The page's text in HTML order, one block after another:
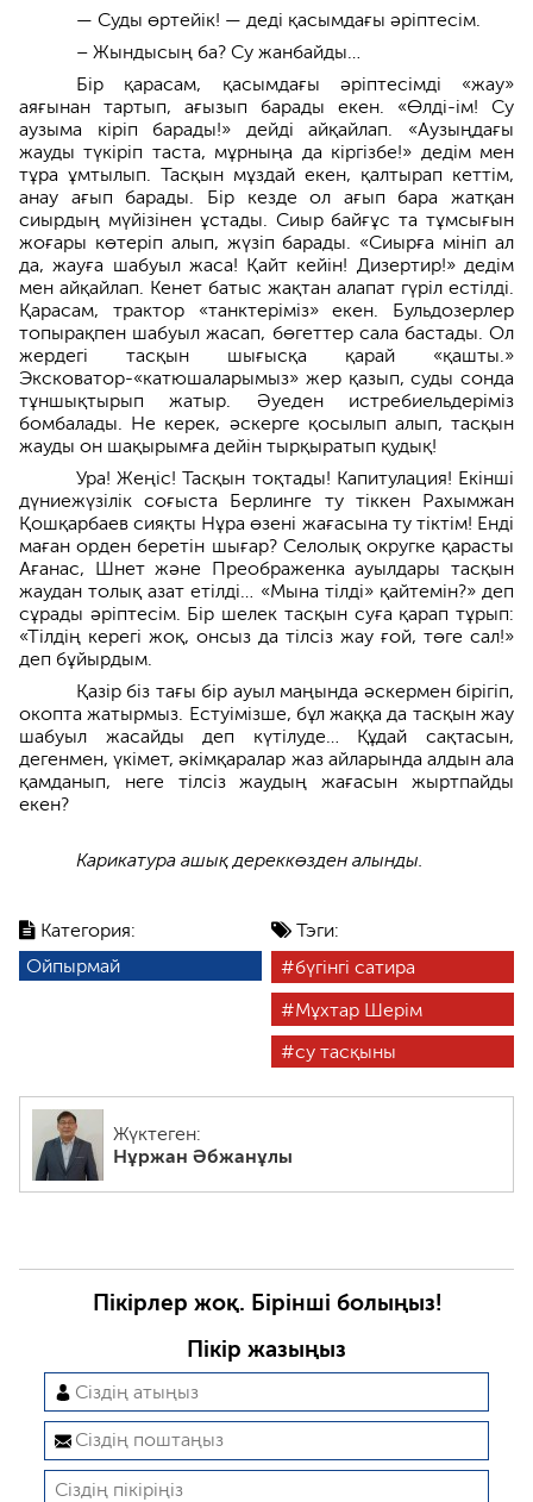
Категория:
Ойпырмай
Тэги:
бүгінгі сатира
Мұхтар Шерім
су тасқыны
Жүктеген:
Нұржан Әбжанұлы
— Суды өртейік! — деді қасымдағы әріптесім.
– Жындысың ба? Су жанбайды…
Бір қарасам, қасымдағы әріптесімді «жау»
аяғынан тартып, ағызып барады екен. «Өлді-ім! Су
аузыма кіріп барады!» дейді айқайлап. «Аузыңдағы
жауды түкіріп таста, мұрныңа да кіргізбе!» дедім мен
тұра ұмтылып. Тасқын мұздай екен, қалтырап кеттім,
анау ағып барады. Бір кезде ол ағып бара жатқан
сиырдың мүйізінен ұстады. Сиыр байғұс та тұмсығын
жоғары көтеріп алып, жүзіп барады. «Сиырға мініп ал
да, жауға шабуыл жаса! Қайт кейін! Дизертир!» дедім
мен айқайлап. Кенет батыс жақтан алапат гүріл естілді.
Қарасам, трактор «танктеріміз» екен. Бульдозерлер
топырақпен шабуыл жасап, бөгеттер сала бастады. Ол
жердегі тасқын шығысқа қарай «қашты.»
Эксковатор-«катюшаларымыз» жер қазып, суды сонда
тұншықтырып жатыр. Әуеден истребиельдеріміз
бомбалады. Не керек, әскерге қосылып алып, тасқын
жауды он шақырымға дейін тырқыратып қудық!
Ура! Жеңіс! Тасқын тоқтады! Капитулация! Екінші
дүниежүзілік соғыста Берлинге ту тіккен Рахымжан
Қошқарбаев сияқты Нұра өзені жағасына ту тіктім! Енді
маған орден беретін шығар? Селолық округке қарасты
Ағанас, Шнет және Преображенка ауылдары тасқын
жаудан толық азат етілді… «Мына тілді» қайтемін?» деп
сұрады әріптесім. Бір шелек тасқын суға қарап тұрып:
«Тілдің керегі жоқ, онсыз да тілсіз жау ғой, төге сал!»
деп бұйырдым.
Қазір біз тағы бір ауыл маңында әскермен бірігіп,
окопта жатырмыз. Естуімізше, бұл жаққа да тасқын жау
шабуыл жасайды деп күтілуде… Құдай сақтасын,
дегенмен, үкімет, әкімқаралар жаз айларында алдын ала
қамданып, неге тілсіз жаудың жағасын жыртпайды
екен?
Карикатура ашық дереккөзден алынды.
Пікірлер жоқ. Бірінші болыңыз!
Пікір жазыңыз